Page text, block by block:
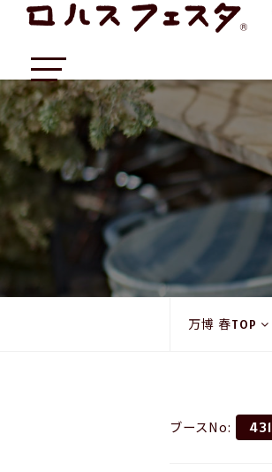
万博 春TOP
ブースNo: 431